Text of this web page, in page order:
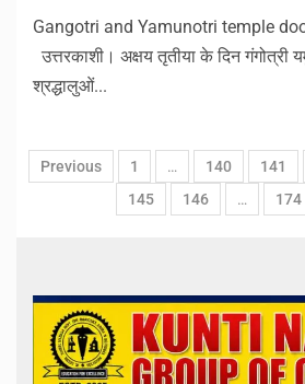
Gangotri and Yamunotri temple
उत्तरकाशी। अक्षय तृतीया के दिन
श्रद्धालुओं...
Previous 1 … 140 141
145
146 … 174